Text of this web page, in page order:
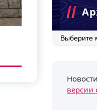
Архив
версии